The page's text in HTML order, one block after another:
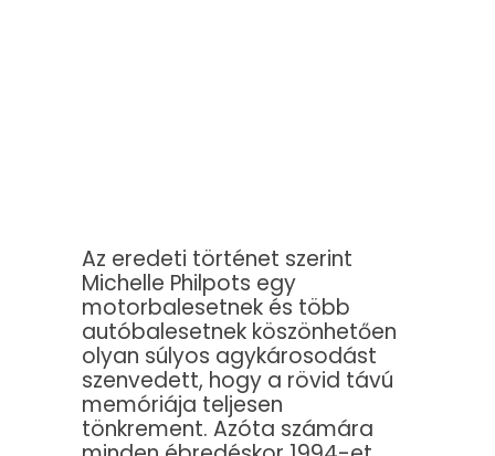
Az eredeti történet szerint
Michelle Philpots egy
motorbalesetnek és több
autóbalesetnek köszönhetően
olyan súlyos agykárosodást
szenvedett, hogy a rövid távú
memóriája teljesen
tönkrement. Azóta számára